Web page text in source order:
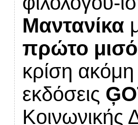
Μαντανίκα
πρώτο μισό
κρίση ακόμη
εκδόσεις
Κοινωνικής